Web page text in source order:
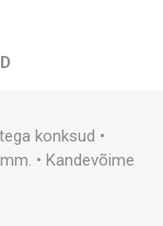
konksud •
• Kandevõime